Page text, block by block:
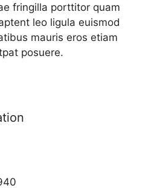
fringilla porttitor quam
leo ligula euismod
mauris eros etiam
posuere.